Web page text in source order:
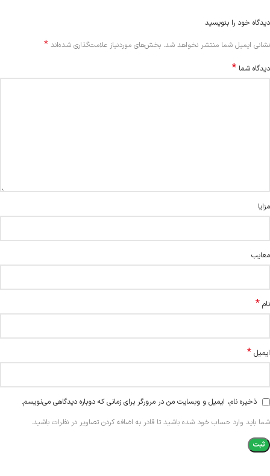
دیدگاه خود را بنویسید
نشانی ایمیل شما منتشر نخواهد شد. بخش‌های موردنیاز علامت‌گذاری شده‌اند *
دیدگاه شما *
مزایا
معایب
نام *
ایمیل *
ذخیره نام، ایمیل و وبسایت من در مرورگر برای زمانی که دوباره دیدگاهی می‌نویسم.
شما باید وارد حساب خود شده باشید تا قادر به اضافه کردن تصاویر در نظرات باشید.
Alternative: